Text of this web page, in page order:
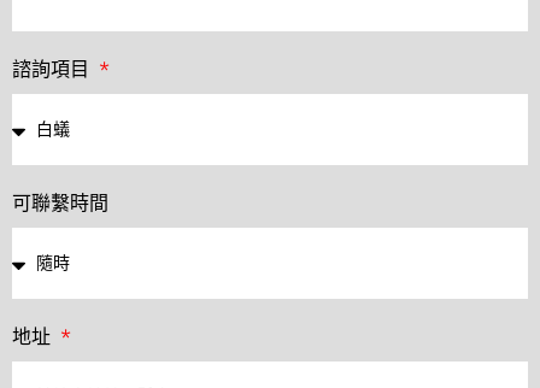
諮詢項目
可聯繫時間
地址